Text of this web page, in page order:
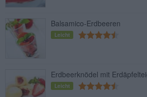
Balsamico-Erdbeeren
Leicht
Erdbeerknödel mit
Leicht